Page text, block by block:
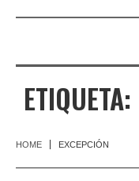
ETIQUETA:
HOME EXCEPCIÓN